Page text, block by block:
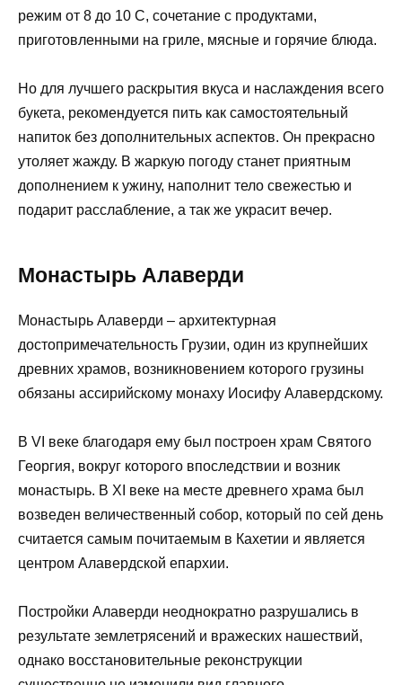
режим от 8 до 10 С, сочетание с продуктами,
приготовленными на гриле, мясные и горячие блюда.
Но для лучшего раскрытия вкуса и наслаждения всего
букета, рекомендуется пить как самостоятельный
напиток без дополнительных аспектов. Он прекрасно
утоляет жажду. В жаркую погоду станет приятным
дополнением к ужину, наполнит тело свежестью и
подарит расслабление, а так же украсит вечер.
Монастырь Алаверди
Монастырь Алаверди – архитектурная
достопримечательность Грузии, один из крупнейших
древних храмов, возникновением которого грузины
обязаны ассирийскому монаху Иосифу Алавердскому.
В VI веке благодаря ему был построен храм Святого
Георгия, вокруг которого впоследствии и возник
монастырь. В XI веке на месте древнего храма был
возведен величественный собор, который по сей день
считается самым почитаемым в Кахетии и является
центром Алавердской епархии.
Постройки Алаверди неоднократно разрушались в
результате землетрясений и вражеских нашествий,
однако восстановительные реконструкции